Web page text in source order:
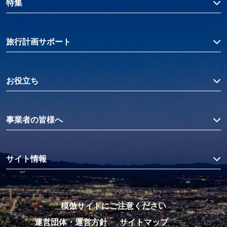
特集
旅行計画サポート
お役立ち
事業者の皆様へ
サイト情報
模倣サイトにご注意ください
運営団体・運営方針
サイトマップ